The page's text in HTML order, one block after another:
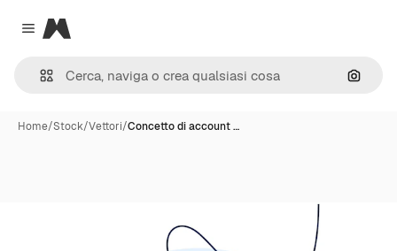
Close menu
Magnific
Cerca
Home/Stock/Vettori/Concetto di account …